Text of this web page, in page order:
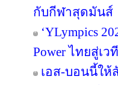
กับกีฬาสุดมันส์
‘YLympics
Power ไทยสู่เว
เอส-บอนนี้ใ